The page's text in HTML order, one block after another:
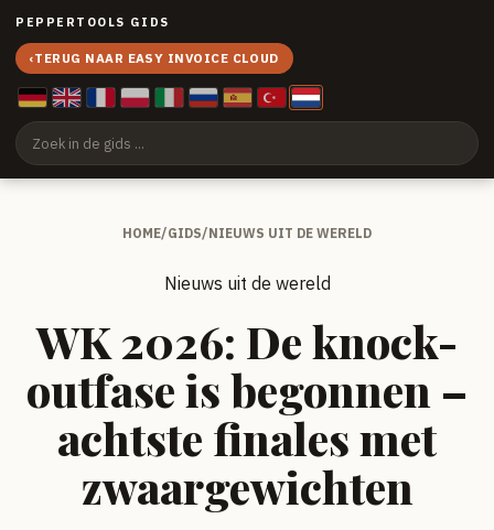
PEPPERTOOLS GIDS
‹TERUG NAAR EASY INVOICE CLOUD
HOME/GIDS/NIEUWS UIT DE WERELD
Nieuws uit de wereld
WK 2026: De knock-
outfase is begonnen –
achtste finales met
zwaargewichten